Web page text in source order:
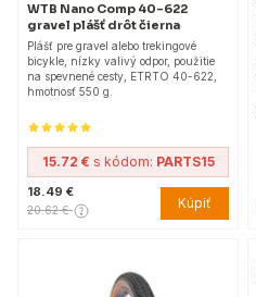
WTB Nano Comp 40-622
gravel plášť drôt čierna
Plášť pre gravel alebo trekingové
bicykle, nízky valivý odpor, použitie
na spevnené cesty, ETRTO 40-622,
hmotnosť 550 g.
15.72 € s kódom: PARTS15
18.49 €
20.62 € Kúpiť